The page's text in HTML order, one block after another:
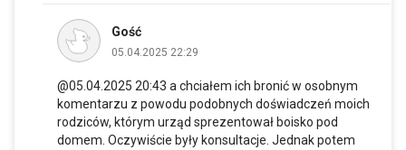
Gość
05.04.2025 22:29
@05.04.2025 20:43 a chciałem ich bronić w osobnym
komentarzu z powodu podobnych doświadczeń moich
rodziców, którym urząd sprezentował boisko pod
domem. Oczywiście były konsultacje. Jednak potem